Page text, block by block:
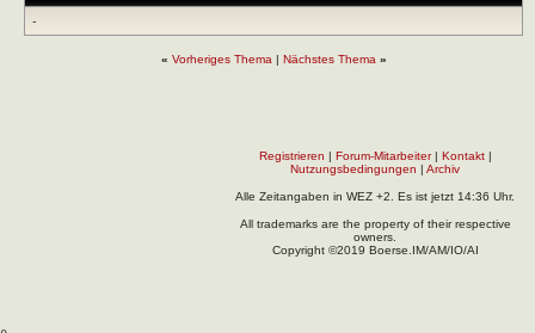
-
« Vorheriges Thema | Nächstes Thema »
Registrieren | Forum-Mitarbeiter| Kontakt|
Nutzungsbedingungen | Archiv
Alle Zeitangaben in WEZ +2. Es ist jetzt 14:36 Uhr.
All trademarks are the property of their respective
owners.
Copyright ©2019 Boerse.IM/AM/IO/AI